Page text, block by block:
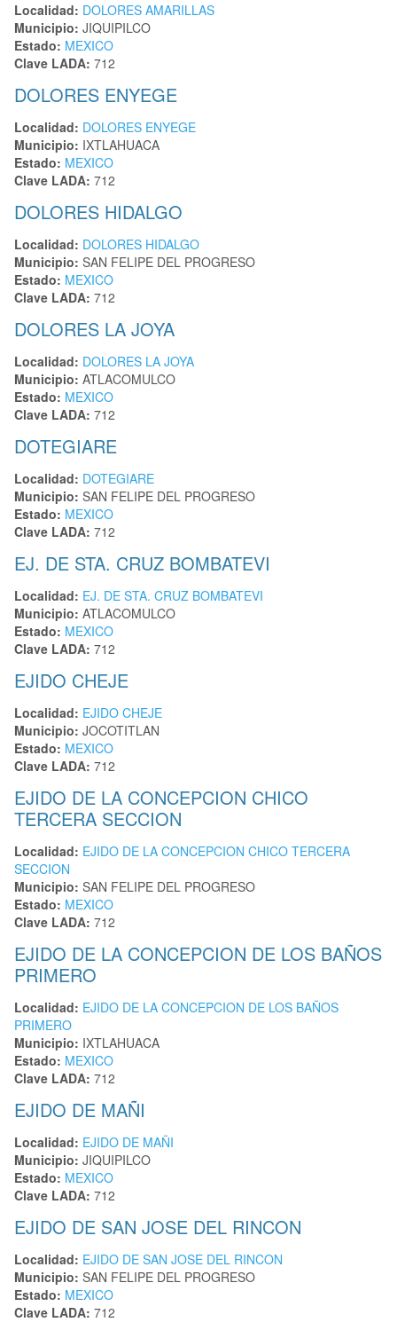
Localidad: DOLORES AMARILLAS
Municipio: JIQUIPILCO
Estado: MEXICO
Clave LADA: 712
DOLORES ENYEGE
Localidad: DOLORES ENYEGE
Municipio: IXTLAHUACA
Estado: MEXICO
Clave LADA: 712
DOLORES HIDALGO
Localidad: DOLORES HIDALGO
Municipio: SAN FELIPE DEL PROGRESO
Estado: MEXICO
Clave LADA: 712
DOLORES LA JOYA
Localidad: DOLORES LA JOYA
Municipio: ATLACOMULCO
Estado: MEXICO
Clave LADA: 712
DOTEGIARE
Localidad: DOTEGIARE
Municipio: SAN FELIPE DEL PROGRESO
Estado: MEXICO
Clave LADA: 712
EJ. DE STA. CRUZ BOMBATEVI
Localidad: EJ. DE STA. CRUZ BOMBATEVI
Municipio: ATLACOMULCO
Estado: MEXICO
Clave LADA: 712
EJIDO CHEJE
Localidad: EJIDO CHEJE
Municipio: JOCOTITLAN
Estado: MEXICO
Clave LADA: 712
EJIDO DE LA CONCEPCION CHICO
TERCERA SECCION
Localidad: EJIDO DE LA CONCEPCION CHICO TERCERA
SECCION
Municipio: SAN FELIPE DEL PROGRESO
Estado: MEXICO
Clave LADA: 712
EJIDO DE LA CONCEPCION DE LOS BAÑOS
PRIMERO
Localidad: EJIDO DE LA CONCEPCION DE LOS BAÑOS
PRIMERO
Municipio: IXTLAHUACA
Estado: MEXICO
Clave LADA: 712
EJIDO DE MAÑI
Localidad: EJIDO DE MAÑI
Municipio: JIQUIPILCO
Estado: MEXICO
Clave LADA: 712
EJIDO DE SAN JOSE DEL RINCON
Localidad: EJIDO DE SAN JOSE DEL RINCON
Municipio: SAN FELIPE DEL PROGRESO
Estado: MEXICO
Clave LADA: 712